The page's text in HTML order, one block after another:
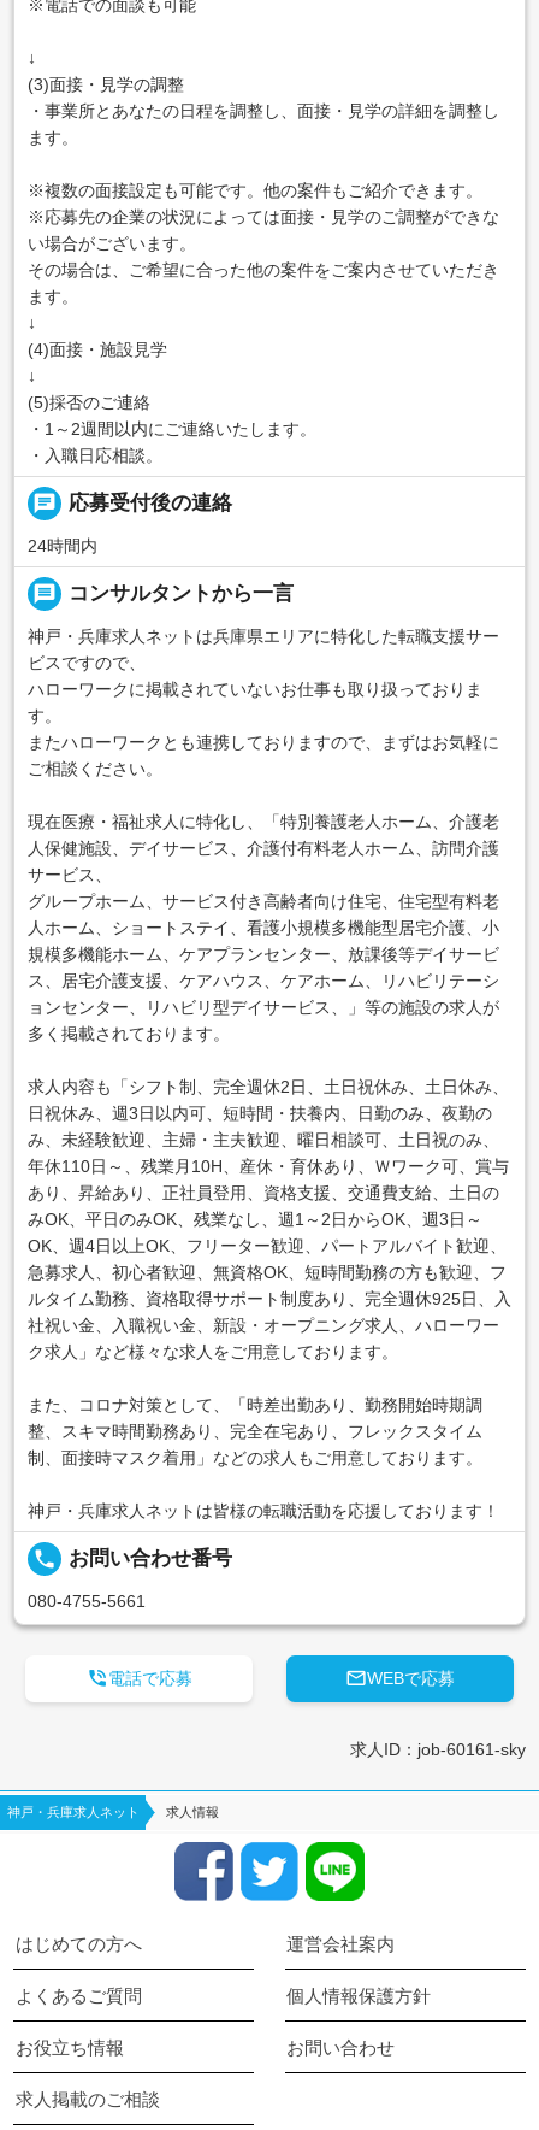
※電話での面談も可能
↓
(3)面接・見学の調整
・事業所とあなたの日程を調整し、面接・見学の詳細を調整し
ます。
※複数の面接設定も可能です。他の案件もご紹介できます。
※応募先の企業の状況によっては面接・見学のご調整ができな
い場合がございます。
その場合は、ご希望に合った他の案件をご案内させていただき
ます。
↓
(4)面接・施設見学
↓
(5)採否のご連絡
・1～2週間以内にご連絡いたします。
・入職日応相談。
chat 応募受付後の連絡
24時間内
message コンサルタントから一言
神戸・兵庫求人ネットは兵庫県エリアに特化した転職支援サー
ビスですので、
ハローワークに掲載されていないお仕事も取り扱っておりま
す。
またハローワークとも連携しておりますので、まずはお気軽に
ご相談ください。
現在医療・福祉求人に特化し、「特別養護老人ホーム、介護老
人保健施設、デイサービス、介護付有料老人ホーム、訪問介護
サービス、
グループホーム、サービス付き高齢者向け住宅、住宅型有料老
人ホーム、ショートステイ、看護小規模多機能型居宅介護、小
規模多機能ホーム、ケアプランセンター、放課後等デイサービ
ス、居宅介護支援、ケアハウス、ケアホーム、リハビリテーシ
ョンセンター、リハビリ型デイサービス、」等の施設の求人が
多く掲載されております。
求人内容も「シフト制、完全週休2日、土日祝休み、土日休み、
日祝休み、週3日以内可、短時間・扶養内、日勤のみ、夜勤の
み、未経験歓迎、主婦・主夫歓迎、曜日相談可、土日祝のみ、
年休110日～、残業月10H、産休・育休あり、Ｗワーク可、賞与
あり、昇給あり、正社員登用、資格支援、交通費支給、土日の
みOK、平日のみOK、残業なし、週1～2日からOK、週3日～
OK、週4日以上OK、フリーター歓迎、パートアルバイト歓迎、
急募求人、初心者歓迎、無資格OK、短時間勤務の方も歓迎、フ
ルタイム勤務、資格取得サポート制度あり、完全週休925日、入
社祝い金、入職祝い金、新設・オープニング求人、ハローワー
ク求人」など様々な求人をご用意しております。
また、コロナ対策として、「時差出勤あり、勤務開始時期調
整、スキマ時間勤務あり、完全在宅あり、フレックスタイム
制、面接時マスク着用」などの求人もご用意しております。
神戸・兵庫求人ネットは皆様の転職活動を応援しております！
local_phone お問い合わせ番号
080-4755-5661
WEBで応募
電話で応募
求人ID：job-60161-sky
神戸・兵庫求人ネット 求人情報
はじめての方へ 運営会社案内
よくあるご質問 個人情報保護方針
お役立ち情報 お問い合わせ
求人掲載のご相談